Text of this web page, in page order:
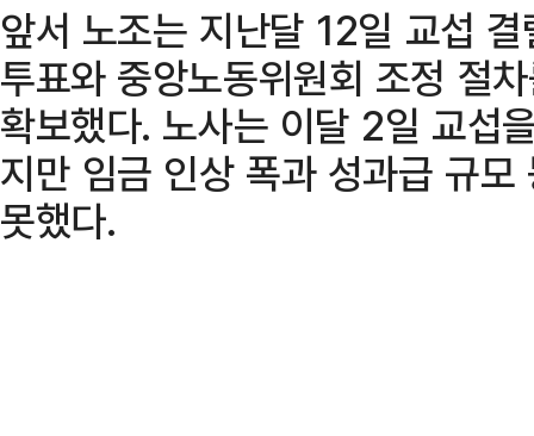
앞서 노조는 지난달 12일 교섭
투표와 중앙노동위원회 조정 절
확보했다. 노사는 이달 2일 교섭
지만 임금 인상 폭과 성과급 규
못했다.